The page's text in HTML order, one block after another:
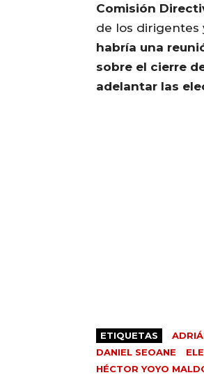
Comisión
de los dirigentes
habría una
sobre el cierre
adelantar las
ETIQUETAS
DANIEL SEOANE
HÉCTOR YOYO